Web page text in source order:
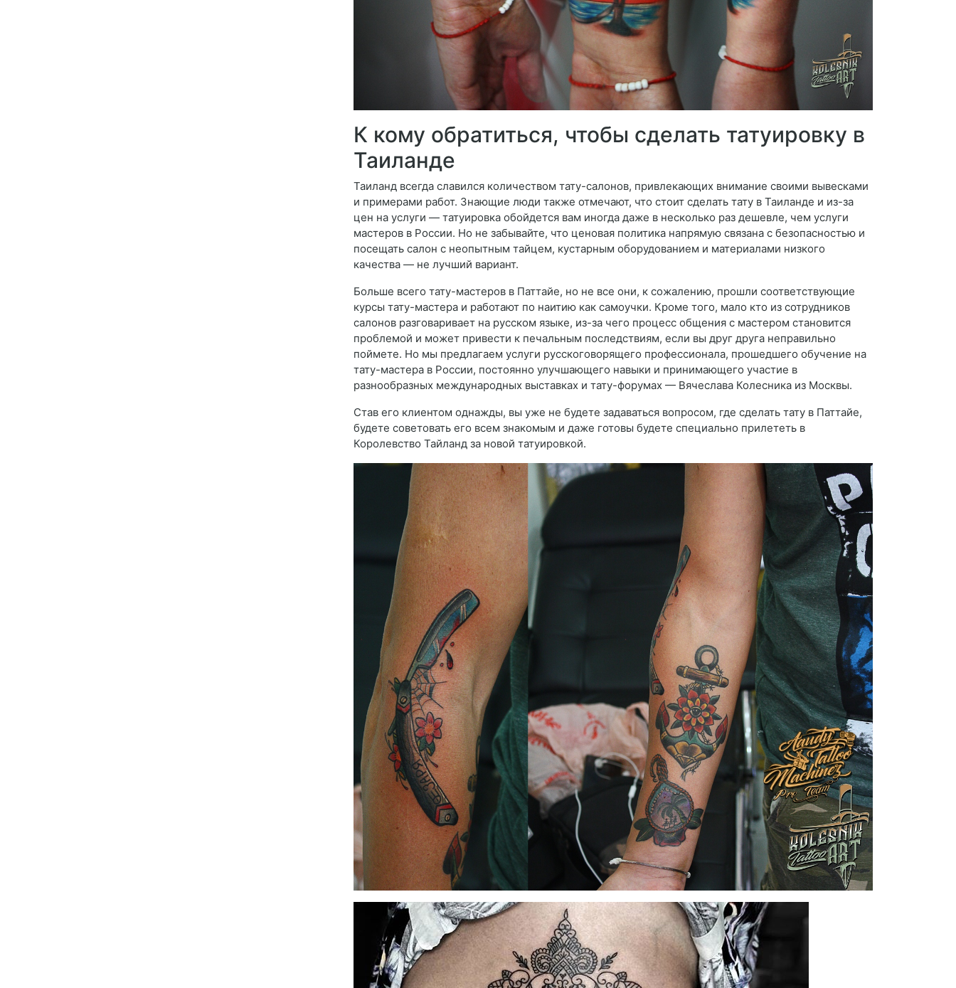
К кому обратиться, чтобы сделать татуировку в
Таиланде
Таиланд всегда славился количеством тату-салонов, привлекающих внимание своими вывесками
и примерами работ. Знающие люди также отмечают, что стоит сделать тату в Таиланде и из-за
цен на услуги — татуировка обойдется вам иногда даже в несколько раз дешевле, чем услуги
мастеров в России. Но не забывайте, что ценовая политика напрямую связана с безопасностью и
посещать салон с неопытным тайцем, кустарным оборудованием и материалами низкого
качества — не лучший вариант.
Больше всего тату-мастеров в Паттайе, но не все они, к сожалению, прошли соответствующие
курсы тату-мастера и работают по наитию как самоучки. Кроме того, мало кто из сотрудников
салонов разговаривает на русском языке, из-за чего процесс общения с мастером становится
проблемой и может привести к печальным последствиям, если вы друг друга неправильно
поймете. Но мы предлагаем услуги русскоговорящего профессионала, прошедшего обучение на
тату-мастера в России, постоянно улучшающего навыки и принимающего участие в
разнообразных международных выставках и тату-форумах — Вячеслава Колесника из Москвы.
Став его клиентом однажды, вы уже не будете задаваться вопросом, где сделать тату в Паттайе,
будете советовать его всем знакомым и даже готовы будете специально прилететь в
Королевство Тайланд за новой татуировкой.